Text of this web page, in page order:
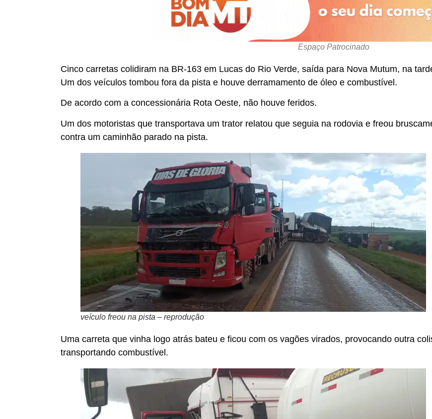
Espaço Patrocinado
Cinco carretas colidiram na BR-163 em Lucas do Rio Verde, saída para Nova Mutum, na
Um dos veículos tombou fora da pista e houve derramamento de óleo e combustível.
De acordo com a concessionária Rota Oeste, não houve feridos.
Um dos motoristas que transportava um trator relatou que seguia na rodovia e freou
contra um caminhão parado na pista.
veículo freou na pista – reprodução
Uma carreta que vinha logo atrás bateu e ficou com os vagões virados, provocando outra
transportando combustível.